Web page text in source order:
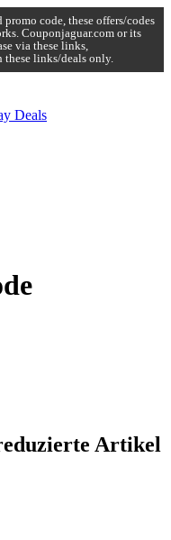
code, these offers/codes
Couponjaguar.com or its
via these links,
these links/deals only.
Deals
Artikel